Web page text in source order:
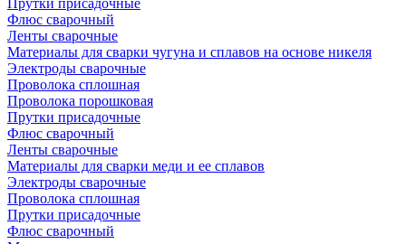
Прутки присадочные
Флюс сварочный
Ленты сварочные
Материалы для сварки чугуна и сплавов на основе никеля
Электроды сварочные
Проволока сплошная
Проволока порошковая
Прутки присадочные
Флюс сварочный
Ленты сварочные
Материалы для сварки меди и ее сплавов
Электроды сварочные
Проволока сплошная
Прутки присадочные
Флюс сварочный